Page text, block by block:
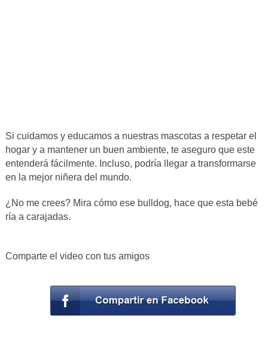
Si cuidamos y educamos a nuestras mascotas a respetar el
hogar y a mantener un buen ambiente, te aseguro que este
entenderá fácilmente. Incluso, podría llegar a transformarse
en la mejor niñera del mundo.
¿No me crees? Mira cómo ese bulldog, hace que esta bebé
ría a carajadas.
Comparte el video con tus amigos